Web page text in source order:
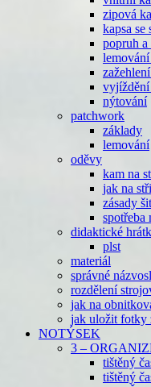
zipová
kapsa
popruh a
vyjíždění
nýtování
patchwork
základy
lemování
oděvy
kam na
jak na
zásady
spotřeba
didaktické
plst
materiál
správné
rozdělení
jak na
jak uložit fotky
NOTÝSEK
3 –
tištěný
tištěný